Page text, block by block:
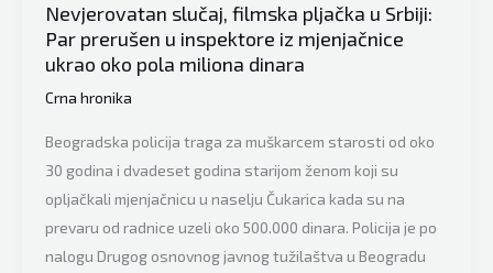
Nevjerovatan slučaj, filmska pljačka u Srbiji:
Par prerušen u inspektore iz mjenjačnice
ukrao oko pola miliona dinara
Crna hronika
Beogradska policija traga za muškarcem starosti od oko
30 godina i dvadeset godina starijom ženom koji su
opljačkali mjenjačnicu u naselju Čukarica kada su na
prevaru od radnice uzeli oko 500.000 dinara. Policija je po
nalogu Drugog osnovnog javnog tužilaštva u Beogradu